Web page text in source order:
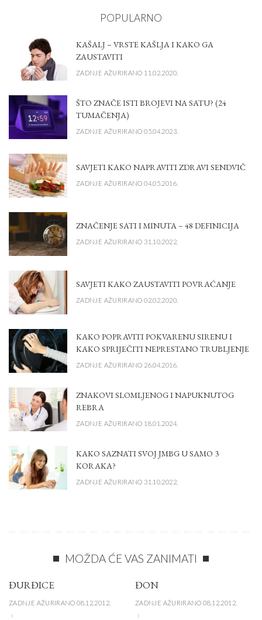
POPULARNO
KAŠALJ – VRSTE KAŠLJA I KAKO GA
ZAUSTAVITI
ZADNJE AŽURIRANO 11.02.2020.
ŠTO ZNAČE ISTI BROJEVI NA SATU? (24
TUMAČENJA)
ZADNJE AŽURIRANO 05.04.2023.
SAVJETI KAKO NAPRAVITI ZDRAVI SENDVIČ
ZADNJE AŽURIRANO 04.05.2016.
ZNAČENJE SATI I MINUTA – 48 DEFINICIJA
ZADNJE AŽURIRANO 31.10.2022.
SAVJETI KAKO ZAUSTAVITI POVRAĆANJE
ZADNJE AŽURIRANO 02.02.2020.
KAKO POPRAVITI POKVARENU SIRENU I
KAKO SPRIJEČITI NEPRESTANO TRUBLJENJE
ZADNJE AŽURIRANO 26.04.2016.
ZNAKOVI SLOMLJENOG I NAPUKNUTOG
REBRA
ZADNJE AŽURIRANO 18.01.2024.
KAKO SAZNATI SVOJ JMBG U SAMO 3
KORAKA?
ZADNJE AŽURIRANO 31.10.2022.
MOŽDA ĆE VAS ZANIMATI
ĐURĐICE
ZADNJE AŽURIRANO 08.12.2012.
ĐON
ZADNJE AŽURIRANO 08.12.2012.